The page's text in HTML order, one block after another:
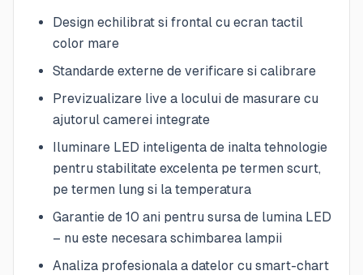
Design echilibrat si frontal cu ecran tactil
color mare
Standarde externe de verificare si calibrare
Previzualizare live a locului de masurare cu
ajutorul camerei integrate
Iluminare LED inteligenta de inalta tehnologie
pentru stabilitate excelenta pe termen scurt,
pe termen lung si la temperatura
Garantie de 10 ani pentru sursa de lumina LED
– nu este necesara schimbarea lampii
Analiza profesionala a datelor cu smart-chart